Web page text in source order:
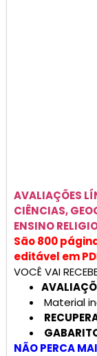
AVALIAÇÕES
CIÊNCIAS,
ENSINO
São 800
editável em
VOCÊ VAI
Material
NÃO PERCA